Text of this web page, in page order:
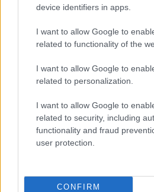
device identifiers in apps.
I want to allow Google to
related to functionality of the
I want to allow Google to
related to personalization.
I want to allow Google to
related to security, including
functionality and fraud
user protection.
CONFIRM